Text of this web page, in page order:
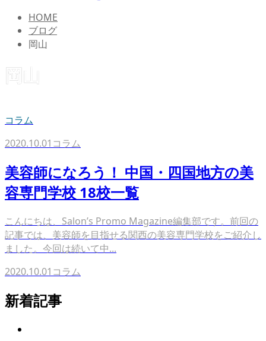
HOME
ブログ
岡山
岡山
コラム
2020.10.01 コラム
美容師になろう！ 中国・四国地方の美
容専門学校 18校一覧
こんにちは、Salon’s Promo Magazine編集部です。前回の
記事では、美容師を目指せる関西の美容専門学校をご紹介し
ました。今回は続いて中...
2020.10.01 コラム
新着記事